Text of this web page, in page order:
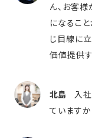
ん、お客様
になるこ
じ目線に
価値提供
北島
入
ていますか